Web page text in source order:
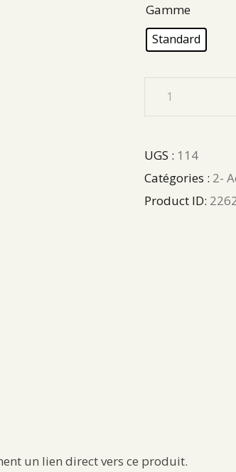
Gamme
Standard
UGS : 114
Catégories : 2-
Product ID:
un lien direct vers ce produit.